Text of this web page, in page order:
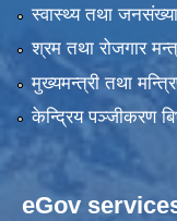
स्वास्थ्य तथा
श्रम तथा रोजगार
मुख्यमन्त्री तथा
केन्द्रिय पञ्जीकरण
eGov